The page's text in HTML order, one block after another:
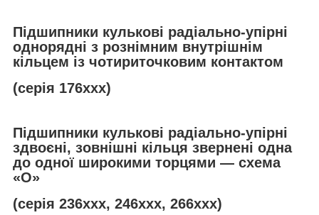
Підшипники кулькові радіально-упірні
однорядні з рознімним внутрішнім
кільцем із чотириточковим контактом
(серія 176ххх)
Підшипники кулькові радіально-упірні
здвоєні, зовнішні кільця звернені одна
до одної широкими торцями — схема
«О»
(серія 236ххх, 246ххх, 266ххх)